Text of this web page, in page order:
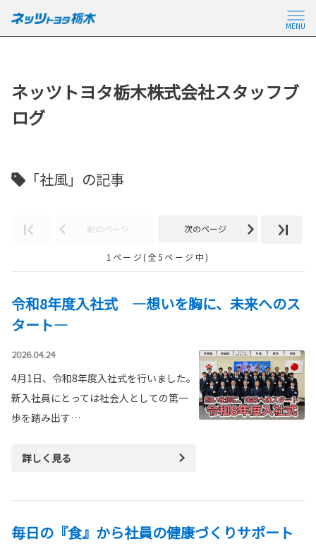
MENU
ネッツトヨタ栃木株式会社スタッフブ
ログ
「社風」の記事
前のページ 次のページ
1ページ(全5ページ中)
令和8年度入社式 —想いを胸に、未来へのス
タート―
2026.04.24
4月1日、令和8年度入社式を行いました。
新入社員にとっては社会人としての第一
歩を踏み出す…
詳しく見る
毎日の『食』から社員の健康づくりサポート